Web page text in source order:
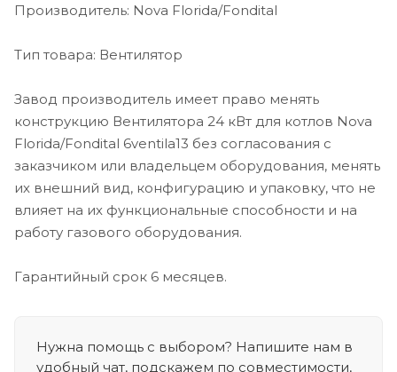
Производитель: Nova Florida/Fondital
Тип товара: Вентилятор
Завод производитель имеет право менять
конструкцию Вентилятора 24 кВт для котлов Nova
Florida/Fondital 6ventila13 без согласования с
заказчиком или владельцем оборудования, менять
их внешний вид, конфигурацию и упаковку, что не
влияет на их функциональные способности и на
работу газового оборудования.
Гарантийный срок 6 месяцев.
Нужна помощь с выбором? Напишите нам в
удобный чат, подскажем по совместимости,